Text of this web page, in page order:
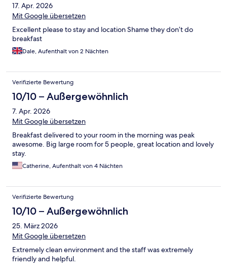
17. Apr. 2026
Mit Google übersetzen
Excellent please to stay and location Shame they don’t do
breakfast
Dale, Aufenthalt von 2 Nächten
Verifizierte Bewertung
10/10 – Außergewöhnlich
7. Apr. 2026
Mit Google übersetzen
Breakfast delivered to your room in the morning was peak
awesome. Big large room for 5 people, great location and lovely
stay.
Catherine, Aufenthalt von 4 Nächten
Verifizierte Bewertung
10/10 – Außergewöhnlich
25. März 2026
Mit Google übersetzen
Extremely clean environment and the staff was extremely
friendly and helpful.